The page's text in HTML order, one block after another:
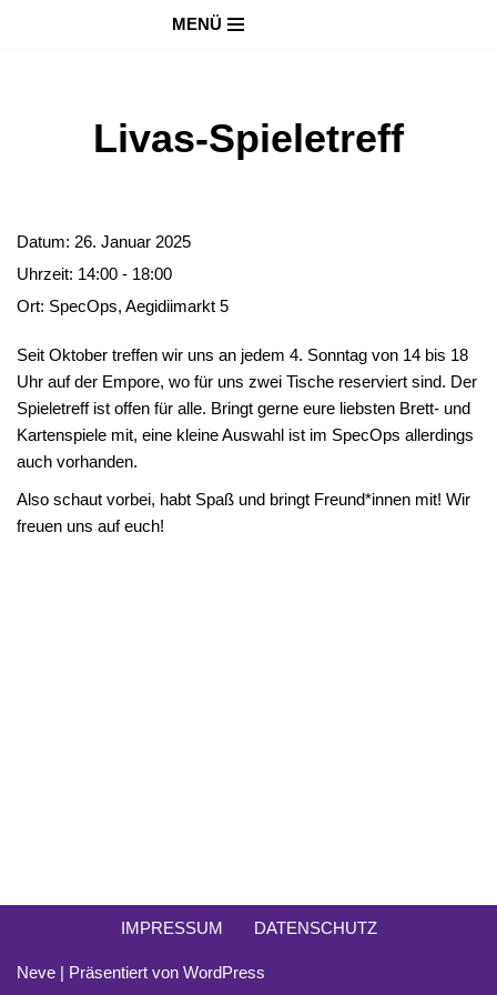
MENÜ
Livas-Spieletreff
Datum: 26. Januar 2025
Uhrzeit: 14:00 - 18:00
Ort: SpecOps, Aegidiimarkt 5
Seit Oktober treffen wir uns an jedem 4. Sonntag von 14 bis 18
Uhr auf der Empore, wo für uns zwei Tische reserviert sind. Der
Spieletreff ist offen für alle. Bringt gerne eure liebsten Brett- und
Kartenspiele mit, eine kleine Auswahl ist im SpecOps allerdings
auch vorhanden.
Also schaut vorbei, habt Spaß und bringt Freund*innen mit! Wir
freuen uns auf euch!
IMPRESSUM DATENSCHUTZ
Neve | Präsentiert von WordPress